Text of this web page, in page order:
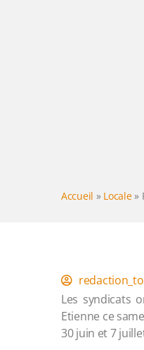
Accueil » Locale»
Les syndicats
Etienne ce
30 juin et 7